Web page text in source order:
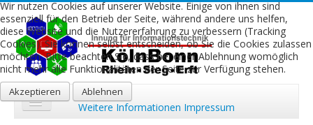
Wir nutzen Cookies auf unserer Website. Einige von ihnen sind
essenziell für den Betrieb der Seite, während andere uns helfen,
diese Website und die Nutzererfahrung zu verbessern (Tracking
Cookies). Sie können selbst entscheiden, ob Sie die Cookies zulassen
möchten. Bitte beachten Sie, dass bei einer Ablehnung womöglich
nicht mehr alle Funktionalitäten der Seite zur Verfügung stehen.
Akzeptieren Ablehnen
Weitere Informationen Impressum